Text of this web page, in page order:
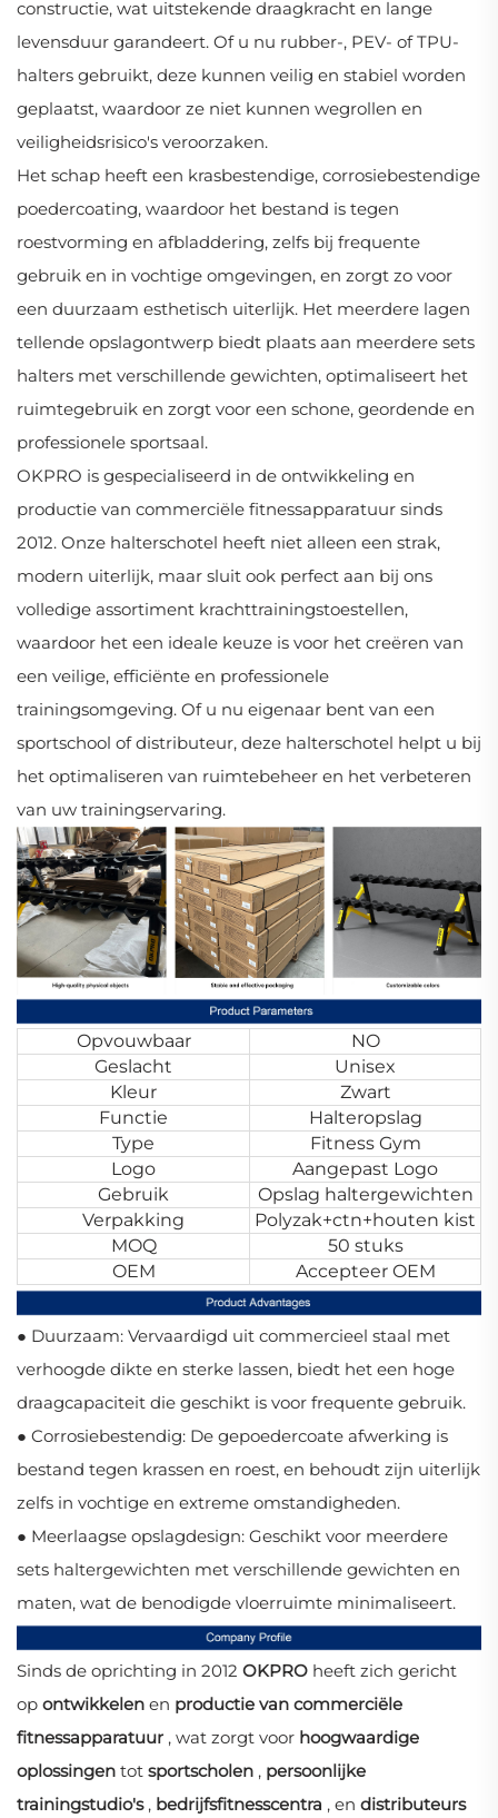
constructie, wat uitstekende draagkracht en lange
levensduur garandeert. Of u nu rubber-, PEV- of TPU-
halters gebruikt, deze kunnen veilig en stabiel worden
geplaatst, waardoor ze niet kunnen wegrollen en
veiligheidsrisico's veroorzaken.
Het schap heeft een krasbestendige, corrosiebestendige
poedercoating, waardoor het bestand is tegen
roestvorming en afbladdering, zelfs bij frequente
gebruik en in vochtige omgevingen, en zorgt zo voor
een duurzaam esthetisch uiterlijk. Het meerdere lagen
tellende opslagontwerp biedt plaats aan meerdere sets
halters met verschillende gewichten, optimaliseert het
ruimtegebruik en zorgt voor een schone, geordende en
professionele sportsaal.
OKPRO is gespecialiseerd in de ontwikkeling en
productie van commerciële fitnessapparatuur sinds
2012. Onze halterschotel heeft niet alleen een strak,
modern uiterlijk, maar sluit ook perfect aan bij ons
volledige assortiment krachttrainingstoestellen,
waardoor het een ideale keuze is voor het creëren van
een veilige, efficiënte en professionele
trainingsomgeving. Of u nu eigenaar bent van een
sportschool of distributeur, deze halterschotel helpt u bij
het optimaliseren van ruimtebeheer en het verbeteren
van uw trainingservaring.
Opvouwbaar
NO
Geslacht
Unisex
Kleur
Zwart
Functie
Halteropslag
Type
Fitness Gym
Logo
Aangepast Logo
Gebruik
Opslag haltergewichten
Verpakking
Polyzak+ctn+houten kist
MOQ
50 stuks
OEM
Accepteer OEM
● Duurzaam: Vervaardigd uit commercieel staal met
verhoogde dikte en sterke lassen, biedt het een hoge
draagcapaciteit die geschikt is voor frequente gebruik.
● Corrosiebestendig: De gepoedercoate afwerking is
bestand tegen krassen en roest, en behoudt zijn uiterlijk
zelfs in vochtige en extreme omstandigheden.
● Meerlaagse opslagdesign: Geschikt voor meerdere
sets haltergewichten met verschillende gewichten en
maten, wat de benodigde vloerruimte minimaliseert.
Sinds de oprichting in 2012 OKPRO heeft zich gericht
op ontwikkelen en productie van commerciële
fitnessapparatuur , wat zorgt voor hoogwaardige
oplossingen tot sportscholen , persoonlijke
trainingstudio's , bedrijfsfitnesscentra , en distributeurs